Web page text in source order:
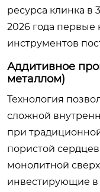
ресурса клинка в
2026 года первые
инструментов
Аддитивное
металлом)
Технология
сложной
при
пористой
монолитной
инвестирующие